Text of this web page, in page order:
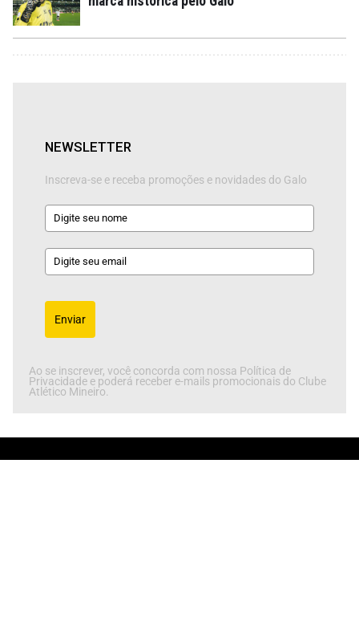
NEWSLETTER
Inscreva-se e receba promoções e novidades do Galo
Enviar
Ao se inscrever, você concorda com nossa Política de
Privacidade e poderá receber e-mails promocionais do Clube
Atlético Mineiro.